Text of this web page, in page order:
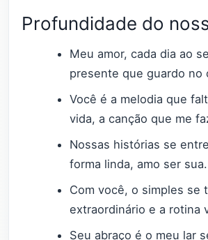
Profundidade do
Meu amor, cada dia ao
presente que guardo no
Você é a melodia que
vida, a canção que me
Nossas histórias se
forma linda, amo ser sua.
Com você, o simples se
extraordinário e a rotina
Seu abraço é o meu lar